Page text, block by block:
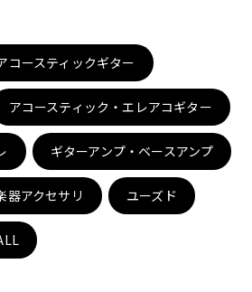
パーカッション
電子ピアノ
コースティックギター
アコースティック・エレアコギター
ギターアンプ・ベースアンプ
器アクセサリ ユーズド